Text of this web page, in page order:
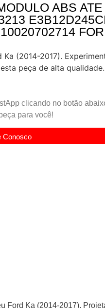
ABS ATE
Ka (2014-2017).
peça de alta qualidade.
clicando no botão
para você!
Conosco
Ford Ka (2014-2017).